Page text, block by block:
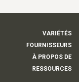
VARIÉTÉS
FOURNISSEURS
À PROPOS DE
RESSOURCES